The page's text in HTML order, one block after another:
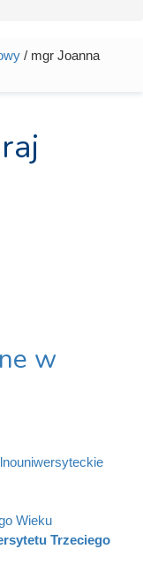
/ mgr Joanna
w
Wieku
Trzeciego